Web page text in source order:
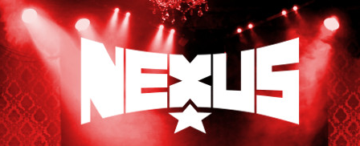
Zum
Inhalt
springen